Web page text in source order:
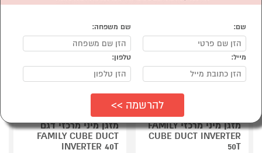
מזגן מיני מרכזי FAMILY
CUBE DUCT INVERTER
50T
מזגן מיני מרכזי דגם
FAMILY CUBE DUCT
INVERTER 40T
שם: שם משפחה:
מייל: טלפון: